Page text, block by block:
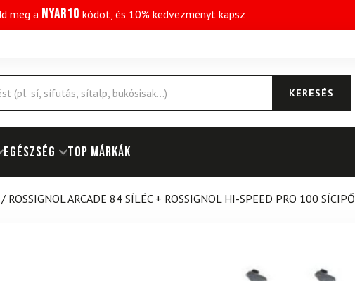
meg a NYAR10 kódot, és 10% kedvezményt kapsz
KERESÉS
EGÉSZSÉG Top márkák
/ ROSSIGNOL ARCADE 84 SÍLÉC + ROSSIGNOL HI-SPEED PRO 100 SÍCIPŐ